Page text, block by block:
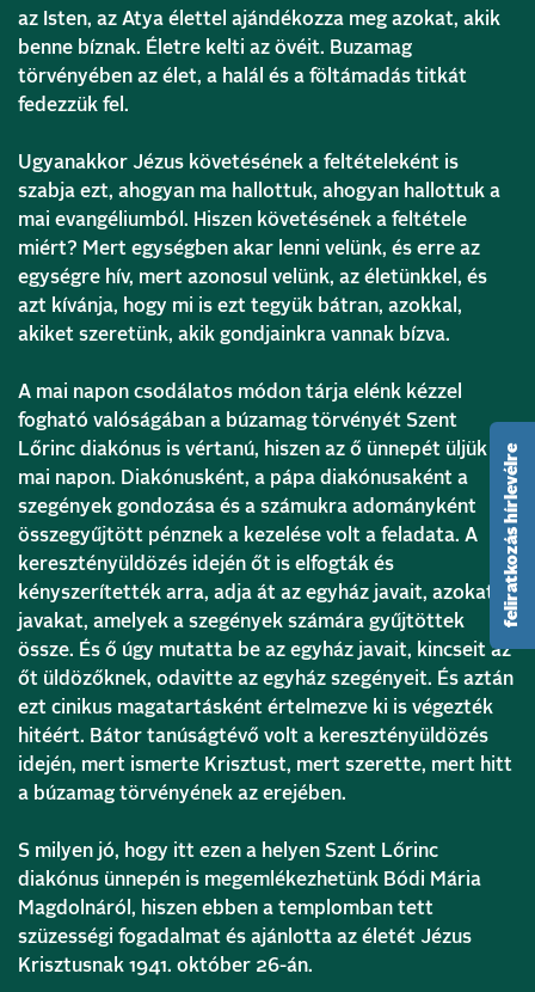
az Isten, az Atya élettel ajándékozza meg azokat, akik
benne bíznak. Életre kelti az övéit. Buzamag
törvényében az élet, a halál és a föltámadás titkát
fedezzük fel.
Ugyanakkor Jézus követésének a feltételeként is
szabja ezt, ahogyan ma hallottuk, ahogyan hallottuk a
mai evangéliumból. Hiszen követésének a feltétele
miért? Mert egységben akar lenni velünk, és erre az
egységre hív, mert azonosul velünk, az életünkkel, és
azt kívánja, hogy mi is ezt tegyük bátran, azokkal,
akiket szeretünk, akik gondjainkra vannak bízva.
A mai napon csodálatos módon tárja elénk kézzel
fogható valóságában a búzamag törvényét Szent
Lőrinc diakónus is vértanú, hiszen az ő ünnepét üljük a
mai napon. Diakónusként, a pápa diakónusaként a
szegények gondozása és a számukra adományként
összegyűjtött pénznek a kezelése volt a feladata. A
keresztényüldözés idején őt is elfogták és
kényszerítették arra, adja át az egyház javait, azokat a
javakat, amelyek a szegények számára gyűjtöttek
össze. És ő úgy mutatta be az egyház javait, kincseit az
őt üldözőknek, odavitte az egyház szegényeit. És aztán
ezt cinikus magatartásként értelmezve ki is végezték
hitéért. Bátor tanúságtévő volt a keresztényüldözés
idején, mert ismerte Krisztust, mert szerette, mert hitt
a búzamag törvényének az erejében.
S milyen jó, hogy itt ezen a helyen Szent Lőrinc
diakónus ünnepén is megemlékezhetünk Bódi Mária
Magdolnáról, hiszen ebben a templomban tett
szüzességi fogadalmat és ajánlotta az életét Jézus
Krisztusnak 1941. október 26-án.
feliratkozás hírlevélre